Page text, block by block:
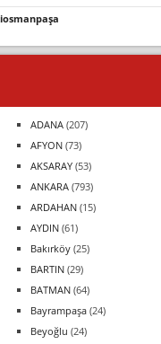
ADANA (207)
AFYON (73)
AKSARAY (53)
ANKARA (793)
ARDAHAN (15)
AYDIN (61)
Bakırköy (25)
BARTIN (29)
BATMAN (64)
Bayrampaşa (24)
Beyoğlu (24)